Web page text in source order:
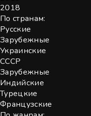
2018
По странам:
Русские
Зарубежные
Украинские
СССР
Зарубежные
Индийские
Турецкие
Французские